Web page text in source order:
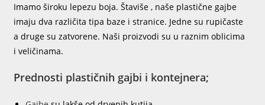
Imamo široku lepezu boja. Štaviše , naše plastične gajbe
imaju dva različita tipa baze i stranice. Jedne su rupičaste
a druge su zatvorene. Naši proizvodi su u raznim oblicima
i veličinama.
Prednosti plastičnih gajbi i kontejnera;